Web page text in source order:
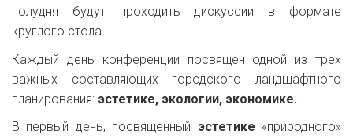
полудня будут проходить дискуссии в формате
круглого стола.
Каждый день конференции посвящен одной из трех
важных составляющих городского ландшафтного
планирования: эстетике, экологии, экономике.
В первый день, посвященный эстетике «природного»